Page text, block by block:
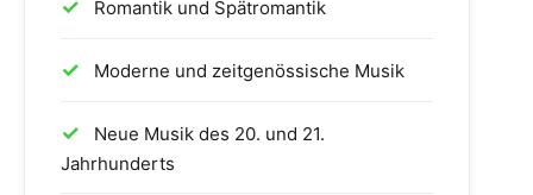
Romantik und Spätromantik
Moderne und zeitgenössische Musik
Neue Musik des 20. und 21.
Jahrhunderts